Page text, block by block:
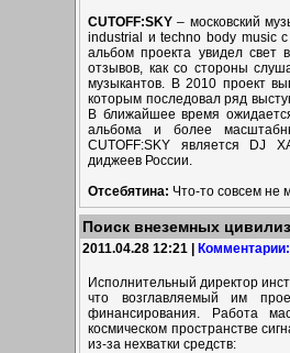
CUTOFF:SKY – московский
industrial и techno body music
альбом проекта увидел свет
отзывов, как со стороны
музыкантов. В 2010 проект
которым последовал ряд
В ближайшее время
альбома и более
CUTOFF:SKY является DJ
диджеев России.
Отсебятина: Что-то совсем не
Поиск внеземных
2011.04.28 12:21 |
Исполнительный директор
что возглавляемый им
финансирования. Работа
космическом пространстве
из-за нехватки средств: